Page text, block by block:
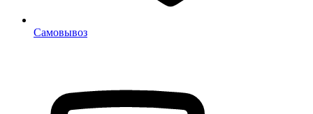
Самовывоз